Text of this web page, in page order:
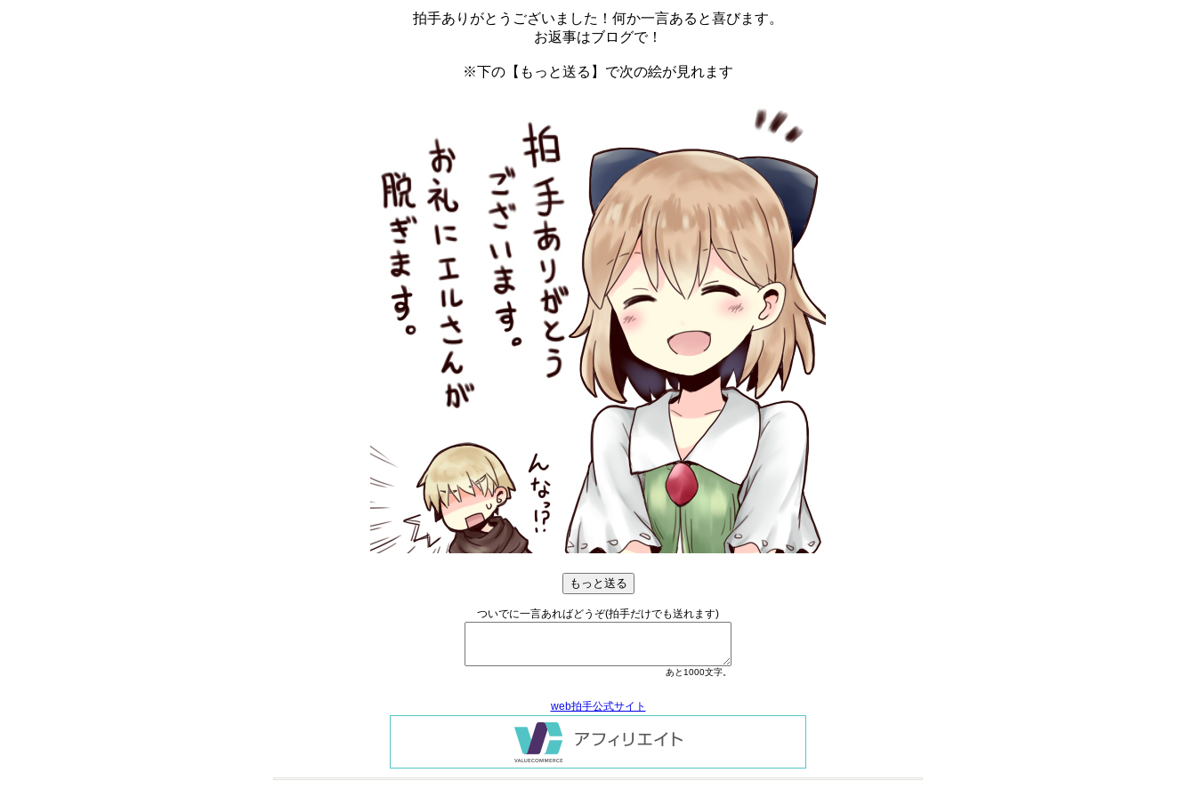
拍手ありがとうございました！何か一言あると喜びます。
お返事はブログで！
※下の【もっと送る】で次の絵が見れます
ついでに一言あればどうぞ(拍手だけでも送れます)
あと 1000文字。
web拍手公式サイト